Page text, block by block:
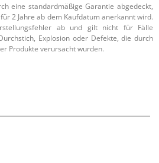
eine standardmäßige Garantie abgedeckt,
2 Jahre ab dem Kaufdatum anerkannt wird.
ab und gilt nicht für Fälle
Explosion oder Defekte, die durch
Produkte verursacht wurden.